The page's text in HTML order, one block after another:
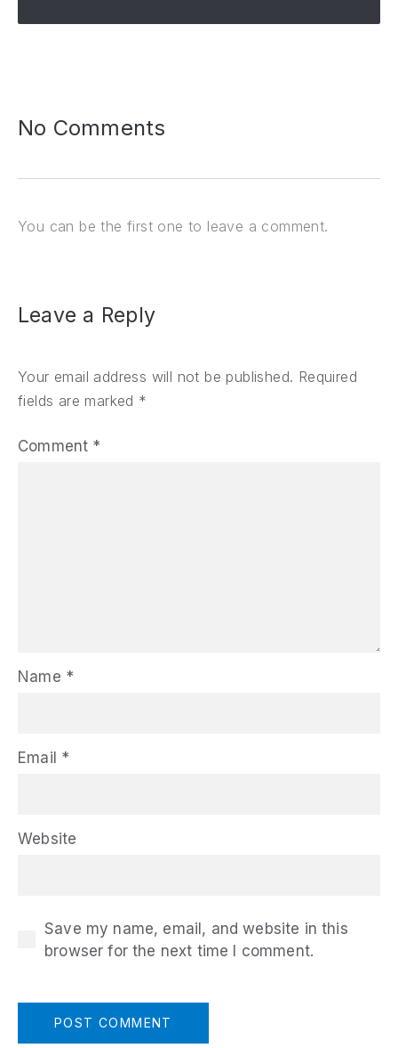
No Comments
You can be the first one to leave a comment.
Leave a Reply
Your email address will not be published. Required
fields are marked *
Comment *
Name *
Email *
Website
Save my name, email, and website in this
browser for the next time I comment.